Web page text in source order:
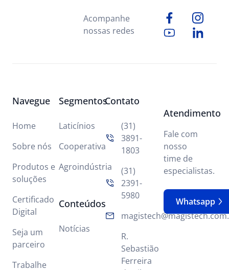
Acompanhe
nossas redes
Navegue
Home
Sobre nós
Produtos e
soluções
Certificado
Digital
Seja um
parceiro
Trabalhe
Segmentos
Laticínios
Cooperativa
Agroindústria
Conteúdos
Notícias
Contato
(31)
3891-
1803
(31)
2391-
5980
R.
Sebastião
Ferreira
Atendimento
Fale com
nosso
time de
especialistas.
Whatsapp